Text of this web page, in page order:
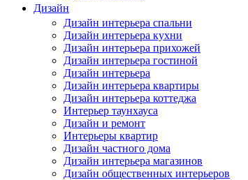
Дизайн
Дизайн интерьера спальни
Дизайн интерьера кухни
Дизайн интерьера прихожей
Дизайн интерьера гостиной
Дизайн интерьера
Дизайн интерьера квартиры
Дизайн интерьера коттеджа
Интерьер таунхауса
Дизайн и ремонт
Интерьеры квартир
Дизайн частного дома
Дизайн интерьера магазинов
Дизайн общественных интерьеров